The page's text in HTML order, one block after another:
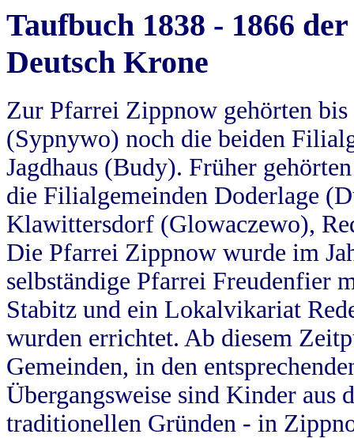
Taufbuch 1838 - 1866
Deutsch Krone
Zur Pfarrei Zippnow gehörten
(Sypnywo) noch die beiden
Jagdhaus (Budy). Früher
die Filialgemeinden Doderlage
Klawittersdorf (Glowaczewo),
Die Pfarrei Zippnow wurde im
selbständige Pfarrei Freudenfier
Stabitz und ein Lokalvikariat
wurden errichtet. Ab diesem
Gemeinden, in den
Übergangsweise sind Kinder aus
traditionellen Gründen - in